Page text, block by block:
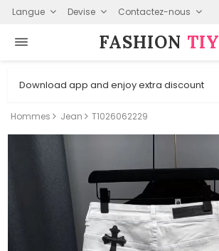
Langue Devise Contactez-nous
FASHION⁠ TIY
Download app and enjoy extra discount
Hommes Jean T1026062229